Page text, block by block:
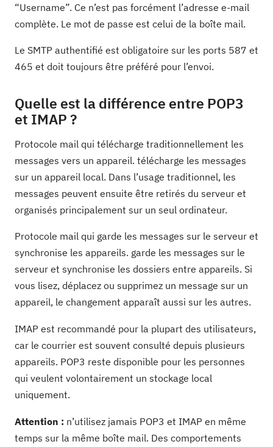
“Username”. Ce n’est pas forcément l’adresse e-mail
complète. Le mot de passe est celui de la boîte mail.
Le SMTP authentifié est obligatoire sur les ports 587 et
465 et doit toujours être préféré pour l’envoi.
Quelle est la différence entre POP3
et IMAP ?
Protocole mail qui télécharge traditionnellement les
messages vers un appareil. télécharge les messages
sur un appareil local. Dans l’usage traditionnel, les
messages peuvent ensuite être retirés du serveur et
organisés principalement sur un seul ordinateur.
Protocole mail qui garde les messages sur le serveur et
synchronise les appareils. garde les messages sur le
serveur et synchronise les dossiers entre appareils. Si
vous lisez, déplacez ou supprimez un message sur un
appareil, le changement apparaît aussi sur les autres.
IMAP est recommandé pour la plupart des utilisateurs,
car le courrier est souvent consulté depuis plusieurs
appareils. POP3 reste disponible pour les personnes
qui veulent volontairement un stockage local
uniquement.
Attention : n’utilisez jamais POP3 et IMAP en même
temps sur la même boîte mail. Des comportements